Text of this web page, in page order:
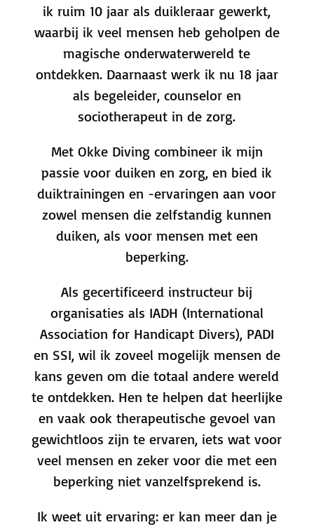
ik ruim 10 jaar als duikleraar gewerkt,
waarbij ik veel mensen heb geholpen de
magische onderwaterwereld te
ontdekken. Daarnaast werk ik nu 18 jaar
als begeleider, counselor en
sociotherapeut in de zorg.
Met Okke Diving combineer ik mijn
passie voor duiken en zorg, en bied ik
duiktrainingen en -ervaringen aan voor
zowel mensen die zelfstandig kunnen
duiken, als voor mensen met een
beperking.
Als gecertificeerd instructeur bij
organisaties als IADH (International
Association for Handicapt Divers), PADI
en SSI, wil ik zoveel mogelijk mensen de
kans geven om die totaal andere wereld
te ontdekken. Hen te helpen dat heerlijke
en vaak ook therapeutische gevoel van
gewichtloos zijn te ervaren, iets wat voor
veel mensen en zeker voor die met een
beperking niet vanzelfsprekend is.
Ik weet uit ervaring: er kan meer dan je